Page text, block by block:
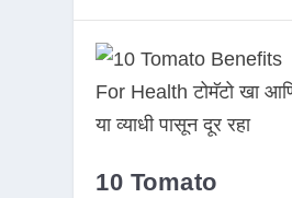
10 Tomato